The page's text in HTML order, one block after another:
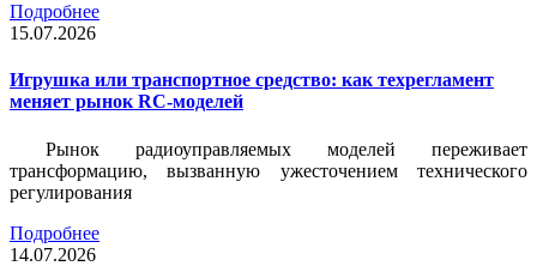
Подробнее
15.07.2026
Игрушка или транспортное средство: как техрегламент
меняет рынок RC-моделей
Рынок радиоуправляемых моделей переживает
трансформацию, вызванную ужесточением технического
регулирования
Подробнее
14.07.2026